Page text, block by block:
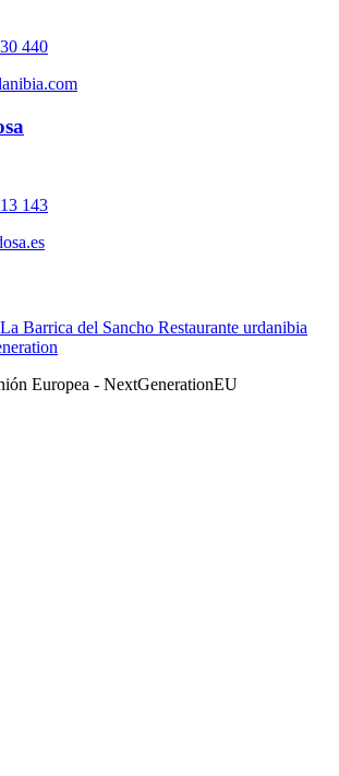
440
143
La Barrica del Sancho Restaurante urdanibia
Europea - NextGenerationEU